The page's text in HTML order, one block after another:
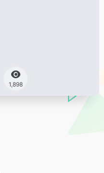
1,898